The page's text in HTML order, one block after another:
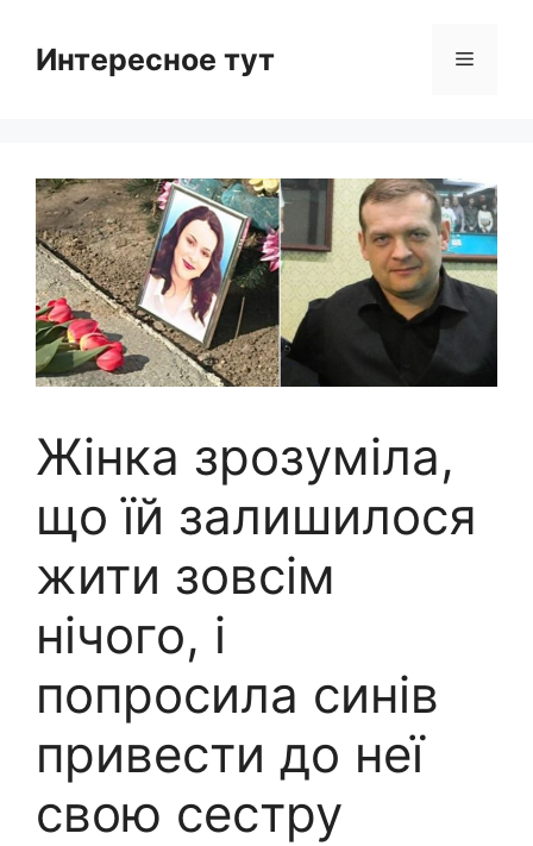
contentИнтересное тут Menu
Жінка зрозуміла,
що їй залишилося
жити зовсім
нічого, і
попросила синів
привести до неї
свою сестру